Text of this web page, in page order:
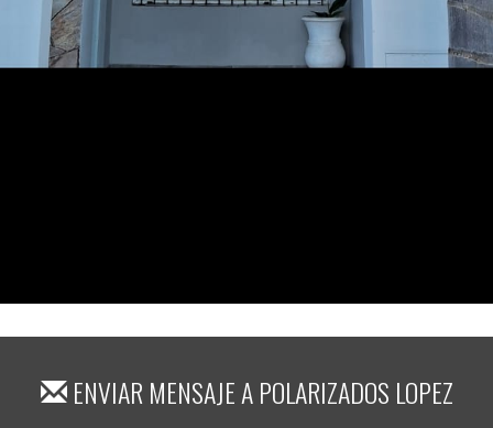
ENVIAR MENSAJE APOLARIZADOS LOPEZ